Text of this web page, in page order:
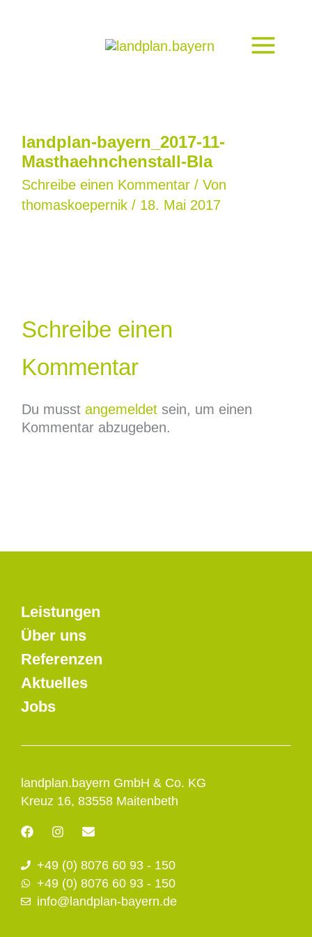
landplan-bayern_2017-11-
Masthaehnchenstall-Bla
Schreibe einen Kommentar / Von
thomaskoepernik / 18. Mai 2017
Schreibe einen
Kommentar
Du musst angemeldetsein, um einen
Kommentar abzugeben.
landplan.bayern GmbH & Co. KG
Kreuz 16, 83558 Maitenbeth
F
a
e
b
o
o
I
n
t
a
g
r
E
e
l
o
p
+49 (0) 8076 60 93 - 150
+49 (0) 8076 60 93 - 150
info@landplan-bayern.de
Leistungen
Über uns
Referenzen
Aktuelles
Jobs